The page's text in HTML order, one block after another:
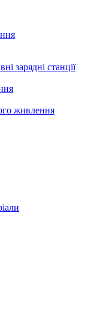
зарядні станції
живлення